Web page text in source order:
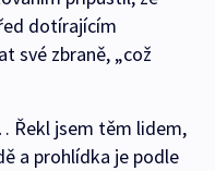
dotírajícím
své zbraně, „což
Řekl jsem těm lidem,
a prohlídka je podle